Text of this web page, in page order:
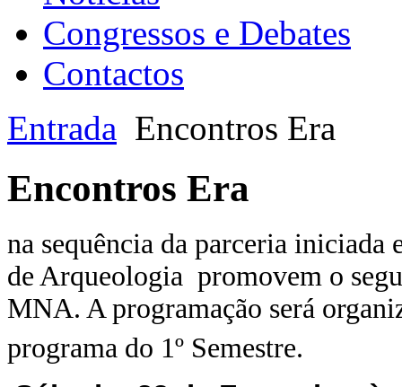
Congressos e Debates
Contactos
Entrada Encontros Era
Encontros Era
na sequência da parceria
de Arqueologia promovem o
MNA. A programação será
programa do 1º Semestre.